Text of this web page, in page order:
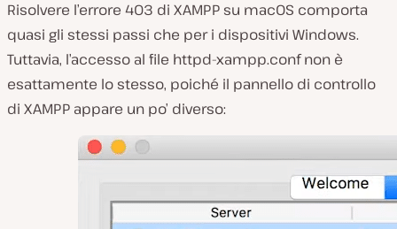
Risolvere l’errore 403 di XAMPP su macOS comporta
quasi gli stessi passi che per i dispositivi Windows.
Tuttavia, l’accesso al file httpd-xampp.confnon è
esattamente lo stesso, poiché il pannello di controllo
di XAMPP appare un po’ diverso: